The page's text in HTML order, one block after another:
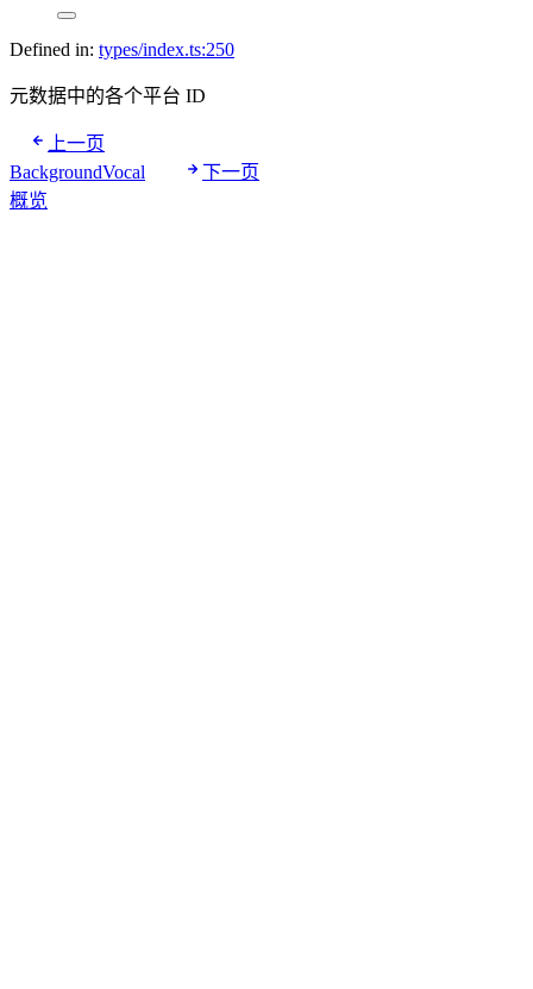
Defined in: types/index.ts:250
元数据中的各个平台 ID
上一页
BackgroundVocal
下一页
概览